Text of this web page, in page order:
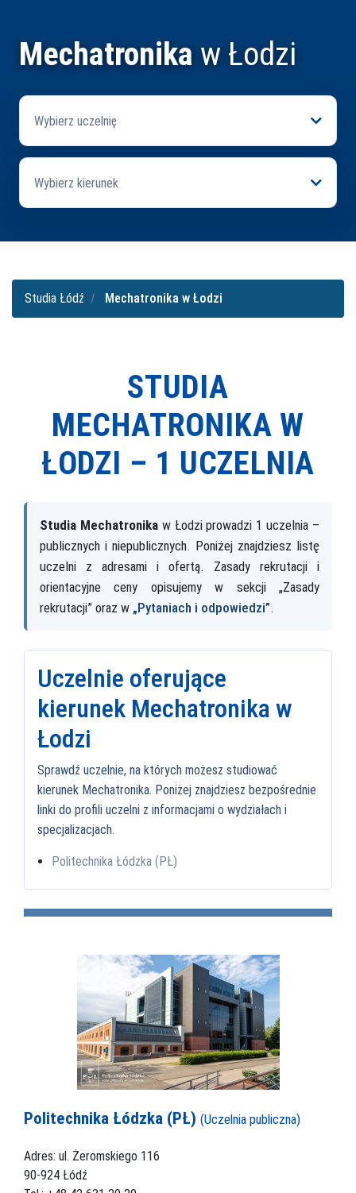
Mechatronika w Łodzi
Wybierz uczelnię
Wybierz kierunek
Studia Łódź Mechatronika w Łodzi
STUDIA
MECHATRONIKA W
ŁODZI – 1 UCZELNIA
Studia Mechatronikaw Łodzi prowadzi 1 uczelnia –
publicznych i niepublicznych. Poniżej znajdziesz listę
uczelni z adresami i ofertą. Zasady rekrutacji i
orientacyjne ceny opisujemy w sekcji „Zasady
rekrutacji” oraz w „Pytaniach i odpowiedzi”.
Uczelnie oferujące
kierunek Mechatronika w
Łodzi
Sprawdź uczelnie, na których możesz studiować
kierunek Mechatronika. Poniżej znajdziesz bezpośrednie
linki do profili uczelni z informacjami o wydziałach i
specjalizacjach.
Politechnika Łódzka (PŁ)
Politechnika Łódzka (PŁ) (Uczelnia publiczna)
Adres: ul. Żeromskiego 116
90-924 Łódź